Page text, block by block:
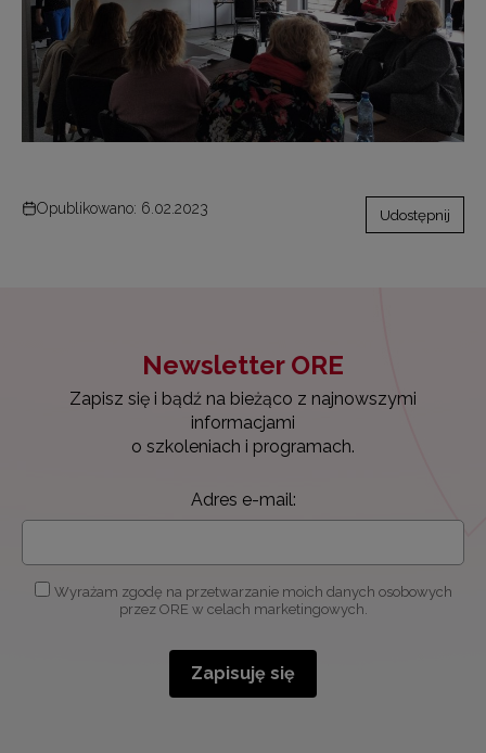
Opublikowano: 6.02.2023 Udostępnij
Newsletter ORE
Zapisz się i bądź na bieżąco z najnowszymi
informacjami
o szkoleniach i programach.
Adres e-mail:
Wyrażam zgodę na przetwarzanie moich danych osobowych
przez ORE w celach marketingowych.
Zapisuję się